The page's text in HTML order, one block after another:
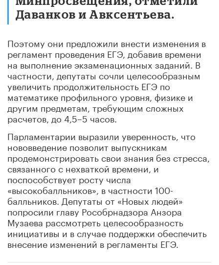
Даванков и Авксентьева.
Поэтому они предложили внести изменения в
регламент проведения ЕГЭ, добавив времени
на выполнение экзаменационных заданий. В
частности, депутаты сочли целесообразным
увеличить продолжительность ЕГЭ по
математике профильного уровня, физике и
другим предметам, требующим сложных
расчетов, до 4,5–5 часов.
Парламентарии выразили уверенность, что
нововведение позволит выпускникам
продемонстрировать свои знания без стресса,
связанного с нехваткой времени, и
поспособствует росту числа
«высокобалльников», в частности 100-
балльников. Депутаты от «Новых людей»
попросили главу Рособрнадзора Анзора
Музаева рассмотреть целесообразность
инициативы и в случае поддержки обеспечить
внесение изменений в регламенты ЕГЭ.